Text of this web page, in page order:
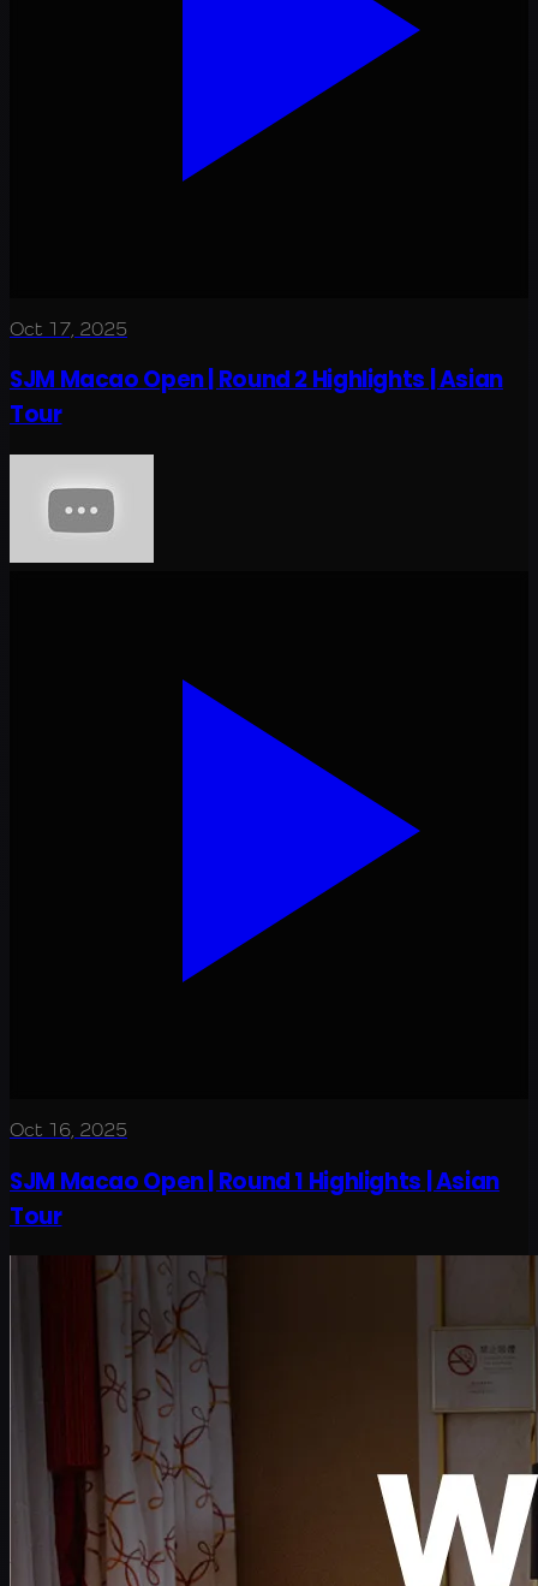
Oct 17, 2025
SJM Macao Open | Round 2 Highlights | Asian
Tour
Oct 16, 2025
SJM Macao Open | Round 1 Highlights | Asian
Tour